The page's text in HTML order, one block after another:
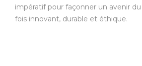
impératif pour façonner un avenir
fois innovant, durable et éthique.